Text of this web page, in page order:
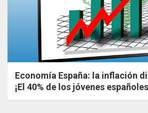
Economía España: la inflación
¡El 40% de los jóvenes
trabajo!